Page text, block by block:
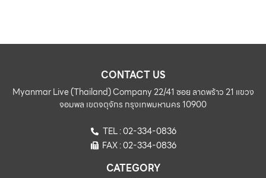
CONTACT US
Myanmar Live (Thailand) Company 22/41 ซอย ลาดพร้าว 21 แขวง
จอมพล เขตจตุจักร กรุงเทพมหานคร 10900
TEL : 02-334-0836
FAX : 02-334-0836
CATEGORY